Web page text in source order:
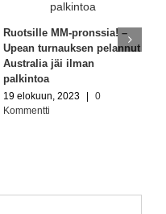
Ruotsille MM-pronssia! –
Upean turnauksen pelannut
Australia jäi ilman
palkintoa
19 elokuun, 2023 |
0
Kommentti